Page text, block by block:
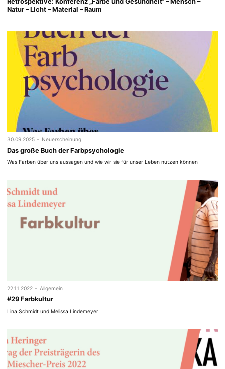
Natur – Licht – Material – Raum
30.09.2025 - Neuerscheinung
Das große Buch der Farbpsychologie
Was Farben über uns aussagen und wie wir sie für unser Leben nutzen können
22.11.2022 - Allgemein
#29 Farbkultur
Lina Schmidt und Melissa Lindemeyer